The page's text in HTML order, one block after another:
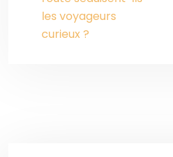
les voyageurs
curieux ?